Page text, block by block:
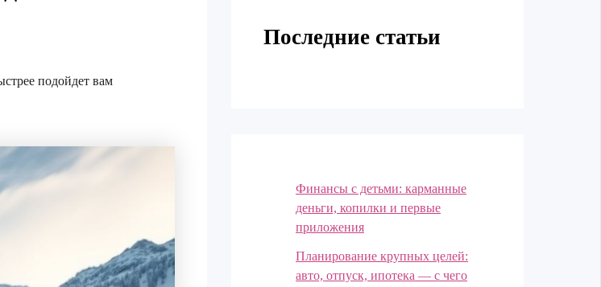
подойдет вам
Последние статьи
Финансы с детьми: карманные
деньги, копилки и первые
приложения
Планирование крупных целей:
авто, отпуск, ипотека — с чего